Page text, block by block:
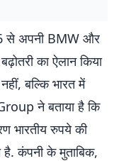
से अपनी BMW और
का ऐलान किया
बल्कि भारत में
ने बताया है कि
भारतीय रुपये की
है. कंपनी के मुताबिक,